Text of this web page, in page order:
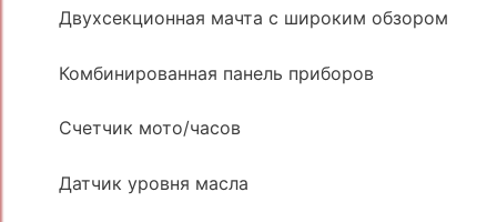
Двухсекционная мачта с широким обзором
Комбинированная панель приборов
Счетчик мото/часов
Датчик уровня масла